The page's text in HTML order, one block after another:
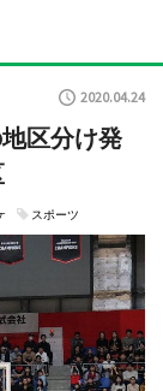
2020.04.24
区分け発
スポーツ